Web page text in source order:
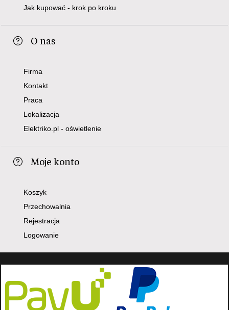
Jak kupować - krok po kroku
O nas
Firma
Kontakt
Praca
Lokalizacja
Elektriko.pl - oświetlenie
Moje konto
Koszyk
Przechowalnia
Rejestracja
Logowanie